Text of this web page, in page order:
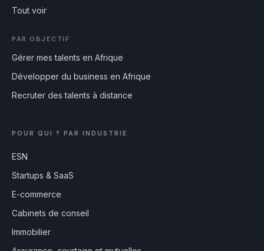
Tout voir
PAR OBJECTIF
Gérer mes talents en Afrique
Développer du business en Afrique
Recruter des talents à distance
POUR QUI ? PAR INDUSTRIE
ESN
Startups & SaaS
E-commerce
Cabinets de conseil
Immobilier